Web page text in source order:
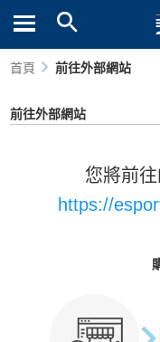
首頁 前往外部網站
前往外部網站
您將前
https://